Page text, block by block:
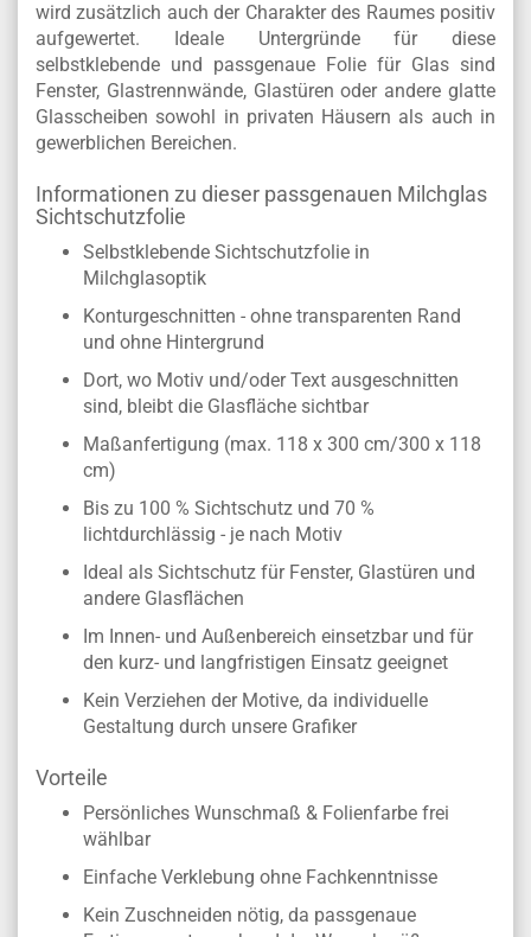
wird zusätzlich auch der Charakter des Raumes positiv
aufgewertet. Ideale Untergründe für diese
selbstklebende und passgenaue Folie für Glas sind
Fenster, Glastrennwände, Glastüren oder andere glatte
Glasscheiben sowohl in privaten Häusern als auch in
gewerblichen Bereichen.
Informationen zu dieser passgenauen Milchglas
Sichtschutzfolie
Selbstklebende Sichtschutzfolie in
Milchglasoptik
Konturgeschnitten - ohne transparenten Rand
und ohne Hintergrund
Dort, wo Motiv und/oder Text ausgeschnitten
sind, bleibt die Glasfläche sichtbar
Maßanfertigung (max. 118 x 300 cm/300 x 118
cm)
Bis zu 100 % Sichtschutz und 70 %
lichtdurchlässig - je nach Motiv
Ideal als Sichtschutz für Fenster, Glastüren und
andere Glasflächen
Im Innen- und Außenbereich einsetzbar und für
den kurz- und langfristigen Einsatz geeignet
Kein Verziehen der Motive, da individuelle
Gestaltung durch unsere Grafiker
Vorteile
Persönliches Wunschmaß & Folienfarbe frei
wählbar
Einfache Verklebung ohne Fachkenntnisse
Kein Zuschneiden nötig, da passgenaue